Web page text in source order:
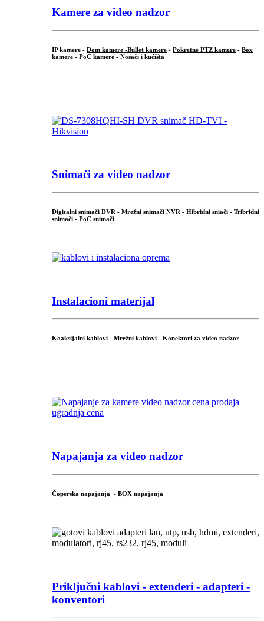
Kamere za video nadzor
IP kamere - Dom kamere -Bullet kamere - Pokretne PTZ kamere - Box
kamere - PoC kamere - Nosači i kućišta
Snimači za video nadzor
Digitalni snimači DVR - Mrežni snimači NVR - Hibridni sniači - Tribridni
snimači - PoC snimači
Instalacioni materijal
Koaksijalni kablovi - Mrežni kablovi - Konektori za video nadzor
Napajanja za video nadzor
Čoperska napajanja - BOX napajanja
Priključni kablovi - extenderi - adapteri -
konventori